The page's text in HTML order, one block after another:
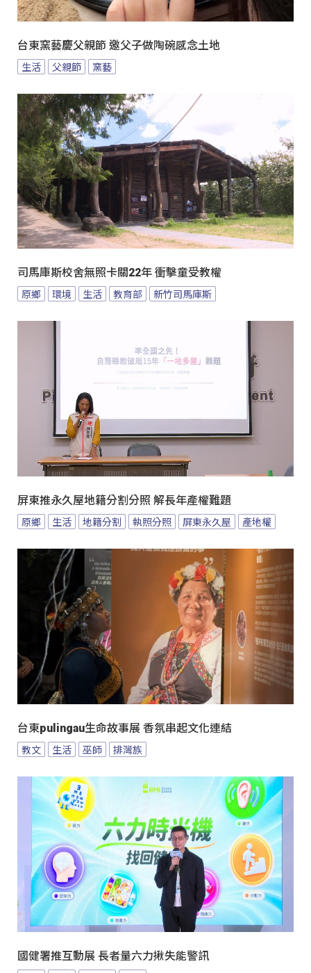
台東窯藝慶父親節 邀父子做陶碗感念土地
生活 父親節 窯藝
司馬庫斯校舍無照卡關22年 衝擊童受教權
原鄉 環境 生活 教育部 新竹司馬庫斯
屏東推永久屋地籍分割分照 解長年產權難題
原鄉 生活 地籍分割 執照分照 屏東永久屋 產地權
台東pulingau生命故事展 香氛串起文化連結
教文 生活 巫師 排灣族
國健署推互動展 長者量六力揪失能警訊